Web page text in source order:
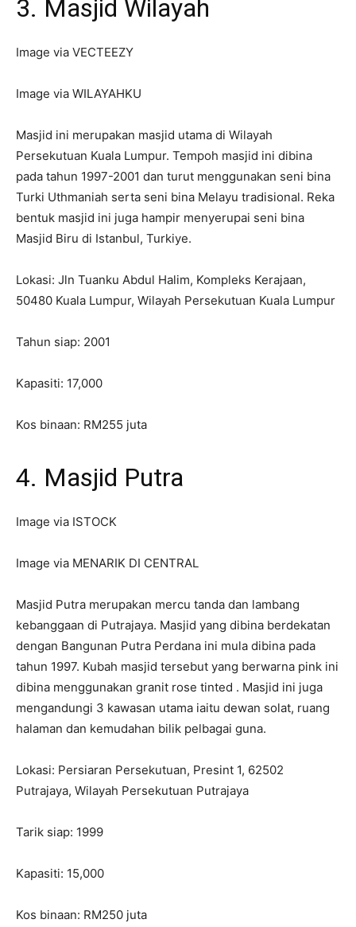
3. Masjid Wilayah
Image via VECTEEZY
Image via WILAYAHKU
Masjid ini merupakan masjid utama di Wilayah
Persekutuan Kuala Lumpur. Tempoh masjid ini dibina
pada tahun 1997-2001 dan turut menggunakan seni bina
Turki Uthmaniah serta seni bina Melayu tradisional. Reka
bentuk masjid ini juga hampir menyerupai seni bina
Masjid Biru di Istanbul, Turkiye.
Lokasi: Jln Tuanku Abdul Halim, Kompleks Kerajaan,
50480 Kuala Lumpur, Wilayah Persekutuan Kuala Lumpur
Tahun siap: 2001
Kapasiti: 17,000
Kos binaan: RM255 juta
4. Masjid Putra
Image via ISTOCK
Image via MENARIK DI CENTRAL
Masjid Putra merupakan mercu tanda dan lambang
kebanggaan di Putrajaya. Masjid yang dibina berdekatan
dengan Bangunan Putra Perdana ini mula dibina pada
tahun 1997. Kubah masjid tersebut yang berwarna pink ini
dibina menggunakan granit rose tinted . Masjid ini juga
mengandungi 3 kawasan utama iaitu dewan solat, ruang
halaman dan kemudahan bilik pelbagai guna.
Lokasi: Persiaran Persekutuan, Presint 1, 62502
Putrajaya, Wilayah Persekutuan Putrajaya
Tarik siap: 1999
Kapasiti: 15,000
Kos binaan: RM250 juta